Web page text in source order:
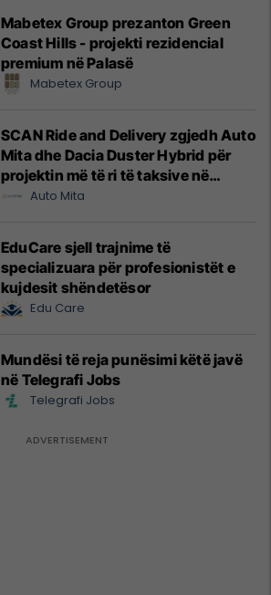
Mabetex Group prezanton Green
Coast Hills - projekti rezidencial
premium në Palasë
Mabetex Group
SCAN Ride and Delivery zgjedh Auto
Mita dhe Dacia Duster Hybrid për
projektin më të ri të taksive në
Prishtinë
Auto Mita
EduCare sjell trajnime të
specializuara për profesionistët e
kujdesit shëndetësor
Edu Care
Mundësi të reja punësimi këtë javë
në Telegrafi Jobs
Telegrafi Jobs